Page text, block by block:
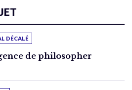
DÉCALÉ
de philosopher